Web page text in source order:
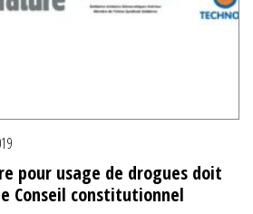
pour usage de drogues doit
Conseil constitutionnel